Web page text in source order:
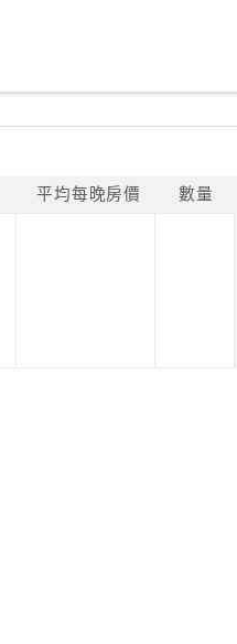
平均每晚房價 數量